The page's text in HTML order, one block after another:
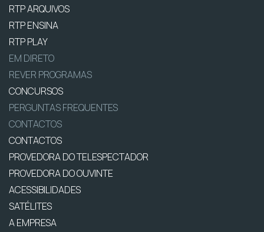
RTP ARQUIVOS
RTP ENSINA
RTP PLAY
EM DIRETO
REVER PROGRAMAS
CONCURSOS
PERGUNTAS FREQUENTES
CONTACTOS
CONTACTOS
PROVEDORA DO TELESPECTADOR
PROVEDORA DO OUVINTE
ACESSIBILIDADES
SATÉLITES
A EMPRESA